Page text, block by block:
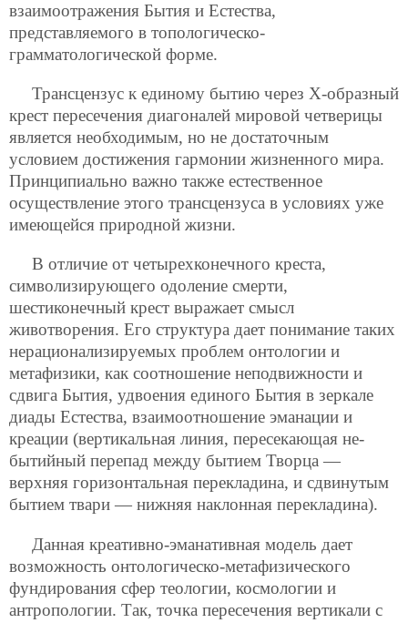
взаимоотражения Бытия и Естества,
представляемого в топологическо-
грамматологической форме.
Трансцензус к единому бытию через Х-образный
крест пересечения диагоналей мировой четверицы
является необходимым, но не достаточным
условием достижения гармонии жизненного мира.
Принципиально важно также естественное
осуществление этого трансцензуса в условиях уже
имеющейся природной жизни.
В отличие от четырехконечного креста,
символизирующего одоление смерти,
шестиконечный крест выражает смысл
животворения. Его структура дает понимание таких
нерационализируемых проблем онтологии и
метафизики, как соотношение неподвижности и
сдвига Бытия, удвоения единого Бытия в зеркале
диады Естества, взаимоотношение эманации и
креации (вертикальная линия, пересекающая не-
бытийный перепад между бытием Творца —
верхняя горизонтальная перекладина, и сдвинутым
бытием твари — нижняя наклонная перекладина).
Данная креативно-эманативная модель дает
возможность онтологическо-метафизического
фундирования сфер теологии, космологии и
антропологии. Так, точка пересечения вертикали с